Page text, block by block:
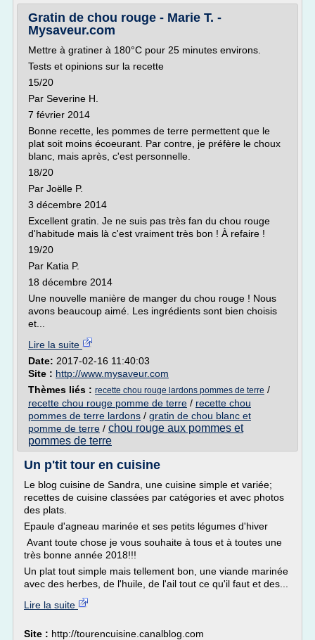
Gratin de chou rouge - Marie T. -
Mysaveur.com
Mettre à gratiner à 180°C pour 25 minutes environs.
Tests et opinions sur la recette
15/20
Par Severine H.
7 février 2014
Bonne recette, les pommes de terre permettent que le
plat soit moins écoeurant. Par contre, je préfère le choux
blanc, mais après, c'est personnelle.
18/20
Par Joëlle P.
3 décembre 2014
Excellent gratin. Je ne suis pas très fan du chou rouge
d'habitude mais là c'est vraiment très bon ! À refaire !
19/20
Par Katia P.
18 décembre 2014
Une nouvelle manière de manger du chou rouge ! Nous
avons beaucoup aimé. Les ingrédients sont bien choisis
et...
Lire la suite
Date: 2017-02-16 11:40:03
Site : http://www.mysaveur.com
Thèmes liés : recette chou rouge lardons pommes de terre /
recette chou rouge pomme de terre / recette chou
pommes de terre lardons / gratin de chou blanc et
pomme de terre / chou rouge aux pommes et
pommes de terre
Un p'tit tour en cuisine
Le blog cuisine de Sandra, une cuisine simple et variée;
recettes de cuisine classées par catégories et avec photos
des plats.
Epaule d'agneau marinée et ses petits légumes d'hiver
Avant toute chose je vous souhaite à tous et à toutes une
très bonne année 2018!!!
Un plat tout simple mais tellement bon, une viande marinée
avec des herbes, de l'huile, de l'ail tout ce qu'il faut et des...
Lire la suite
Site : http://tourencuisine.canalblog.com